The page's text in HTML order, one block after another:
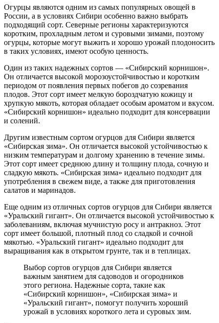
Огурцы являются одним из самых популярных овощей в
России, а в условиях Сибири особенно важно выбрать
подходящий сорт. Северные регионы характеризуются
коротким, прохладным летом и суровыми зимами, поэтому
огурцы, которые могут выжить и хорошо урожай плодоносить
в таких условиях, имеют особую ценность.
Один из таких надежных сортов — «Сибирский корнишон».
Он отличается высокой морозоустойчивостью и коротким
периодом от появления первых побегов до созревания
плодов. Этот сорт имеет мелкую бороздчатую кожицу и
хрупкую мякоть, которая обладает особым ароматом и вкусом.
«Сибирский корнишон» идеально подходит для консервации
и солений.
Другим известным сортом огурцов для Сибири является
«Сибирская зима». Он отличается высокой устойчивостью к
низким температурам и долгому хранению в течение зимы.
Этот сорт имеет среднюю длину и толщину плода, сочную и
сладкую мякоть. «Сибирская зима» идеально подходит для
употребления в свежем виде, а также для приготовления
салатов и маринадов.
Еще одним из отличных сортов огурцов для Сибири является
«Уральский гигант». Он отличается высокой устойчивостью к
заболеваниям, включая мучнистую росу и антракноз. Этот
сорт имеет большой, плотный плод со сладкой и сочной
мякотью. «Уральский гигант» идеально подходит для
выращивания как в открытом грунте, так и в теплицах.
Выбор сортов огурцов для Сибири является
важным занятием для садоводов и огородников
этого региона. Надежные сорта, такие как
«Сибирский корнишон», «Сибирская зима» и
«Уральский гигант», помогут получить хороший
урожай в условиях короткого лета и суровых зим.